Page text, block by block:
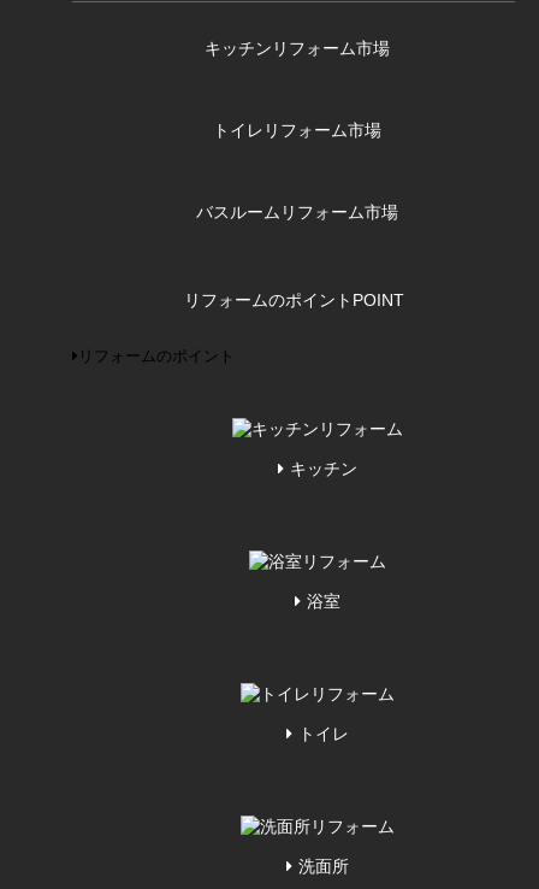
キッチンリフォーム市場
トイレリフォーム市場
バスルームリフォーム市場
リフォームのポイント POINT
リフォームのポイント
キッチン
浴室
トイレ
洗面所